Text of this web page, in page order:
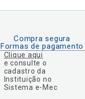
Compra segura
Formas de pagamento
Clique aqui
e consulte o
cadastro da
Instituição no
Sistema e-Mec